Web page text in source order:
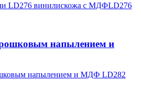
LD276
напылением и